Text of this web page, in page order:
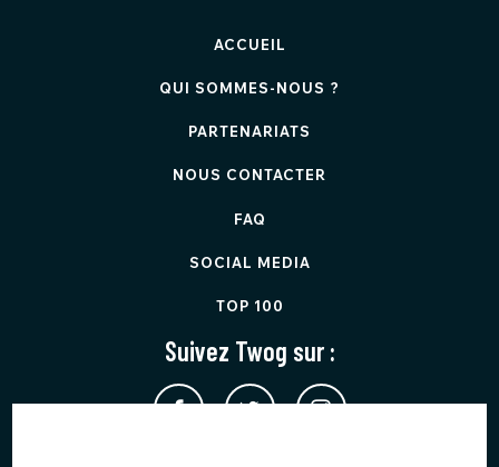
ACCUEIL
QUI SOMMES-NOUS ?
PARTENARIATS
NOUS CONTACTER
FAQ
SOCIAL MEDIA
TOP 100
Suivez Twog sur :